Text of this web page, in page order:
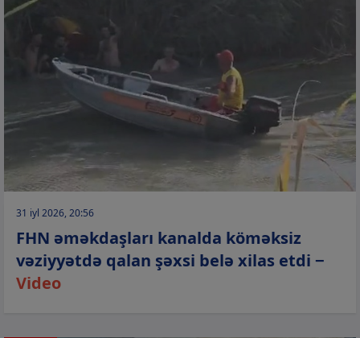
31 iyl 2026, 20:56
FHN əməkdaşları kanalda köməksiz
vəziyyətdə qalan şəxsi belə xilas etdi −
Video